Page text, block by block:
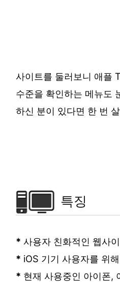
사이트를 둘러보니 애플
수준을 확인하는 메뉴도
하신 분이 있다면 한 번
특징
* 사용자 친화적인 웹사
* iOS 기기 사용자를 위
* 현재 사용중인 아이폰,